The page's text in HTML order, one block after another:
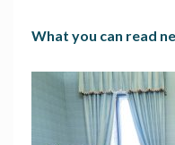
What you can read